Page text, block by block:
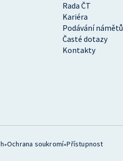
Rada ČT
Kariéra
Podávání námětů
Časté dotazy
Kontakty
•Ochrana soukromí•Přístupnost